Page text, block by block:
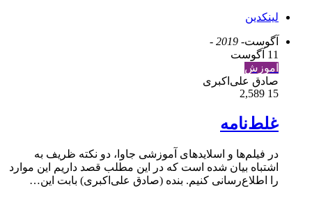
لینکدین
آگوست- 2019 -
11 آگوست
آموزش
صادق علی‌اکبری
15
غلط‌نامه
در فیلم‌ها و اسلایدهای آموزشی جاوا، دو نکته ظریف به
اشتباه بیان شده است که در این مطلب قصد داریم این موارد
را اطلاع‌رسانی کنیم. بنده (صادق علی‌اکبری) بابت این…